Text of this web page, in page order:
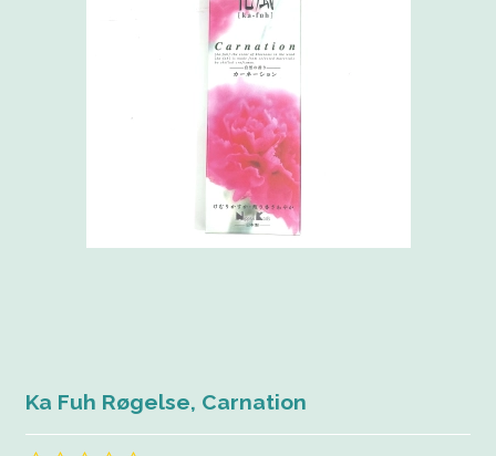
Ka Fuh Røgelse, Carnation